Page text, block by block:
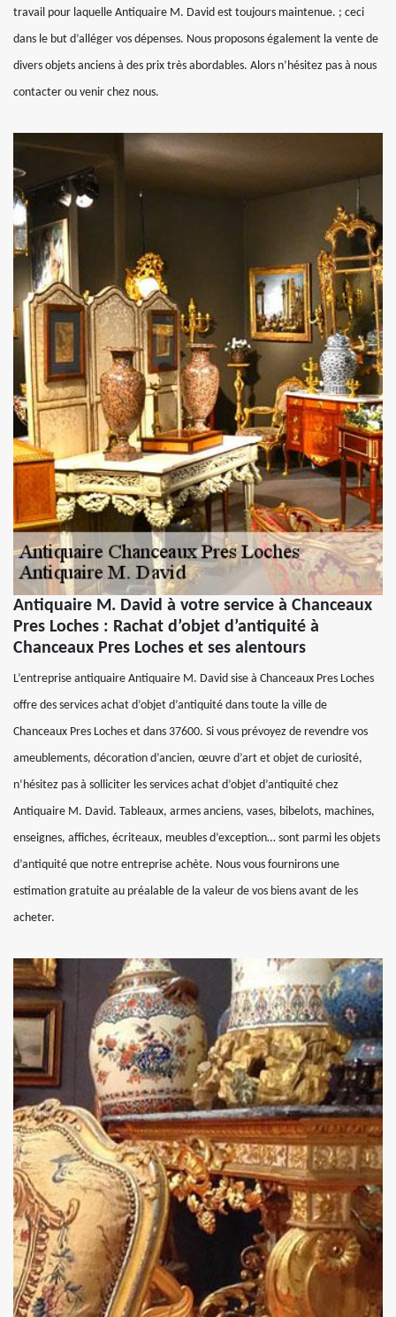
travail pour laquelle Antiquaire M. David est toujours maintenue. ; ceci
dans le but d’alléger vos dépenses. Nous proposons également la vente de
divers objets anciens à des prix très abordables. Alors n’hésitez pas à nous
contacter ou venir chez nous.
Antiquaire M. David à votre service à Chanceaux
Pres Loches : Rachat d’objet d’antiquité à
Chanceaux Pres Loches et ses alentours
L’entreprise antiquaire Antiquaire M. David sise à Chanceaux Pres Loches
offre des services achat d’objet d’antiquité dans toute la ville de
Chanceaux Pres Loches et dans 37600. Si vous prévoyez de revendre vos
ameublements, décoration d’ancien, œuvre d’art et objet de curiosité,
n’hésitez pas à solliciter les services achat d’objet d’antiquité chez
Antiquaire M. David. Tableaux, armes anciens, vases, bibelots, machines,
enseignes, affiches, écriteaux, meubles d’exception… sont parmi les objets
d’antiquité que notre entreprise achète. Nous vous fournirons une
estimation gratuite au préalable de la valeur de vos biens avant de les
acheter.